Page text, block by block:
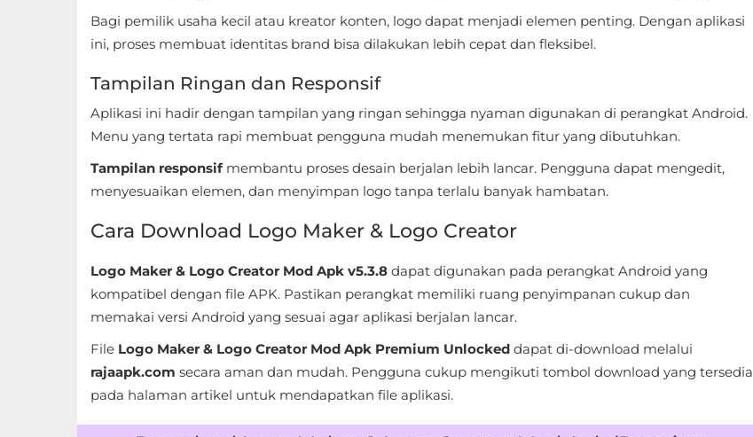
Bagi pemilik usaha kecil atau kreator konten, logo dapat menjadi elemen penting. Dengan aplikasi
ini, proses membuat identitas brand bisa dilakukan lebih cepat dan fleksibel.
Tampilan Ringan dan Responsif
Aplikasi ini hadir dengan tampilan yang ringan sehingga nyaman digunakan di perangkat Android.
Menu yang tertata rapi membuat pengguna mudah menemukan fitur yang dibutuhkan.
Tampilan responsif membantu proses desain berjalan lebih lancar. Pengguna dapat mengedit,
menyesuaikan elemen, dan menyimpan logo tanpa terlalu banyak hambatan.
Cara Download Logo Maker & Logo Creator
Logo Maker & Logo Creator Mod Apk v5.3.8 dapat digunakan pada perangkat Android yang
kompatibel dengan file APK. Pastikan perangkat memiliki ruang penyimpanan cukup dan
memakai versi Android yang sesuai agar aplikasi berjalan lancar.
File Logo Maker & Logo Creator Mod Apk Premium Unlocked dapat di-download melalui
rajaapk.com secara aman dan mudah. Pengguna cukup mengikuti tombol download yang tersedia
pada halaman artikel untuk mendapatkan file aplikasi.